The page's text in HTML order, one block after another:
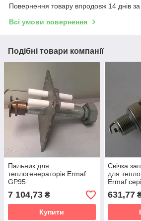
Повернення товару впродовж 14 днів
Всі умови повернення
Подібні товари компанії
Пальник для
теплогенераторів Ermaf
GP95
7 104,73 ₴
Купити
Свічка
для
Ermaf
та RGA 100
631,77